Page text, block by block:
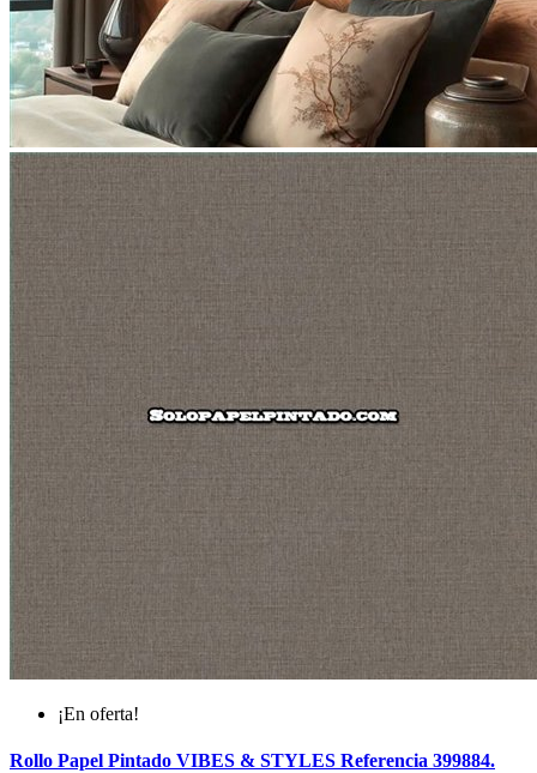
¡En oferta!
Rollo Papel Pintado VIBES & STYLES Referencia 399884.